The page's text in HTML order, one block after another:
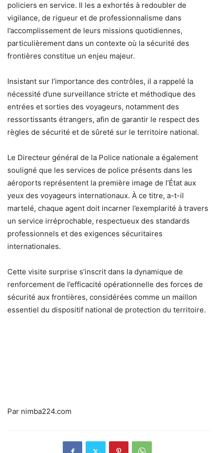
policiers en service. Il les a exhortés à redoubler de
vigilance, de rigueur et de professionnalisme dans
l’accomplissement de leurs missions quotidiennes,
particulièrement dans un contexte où la sécurité des
frontières constitue un enjeu majeur.
Insistant sur l’importance des contrôles, il a rappelé la
nécessité d’une surveillance stricte et méthodique des
entrées et sorties des voyageurs, notamment des
ressortissants étrangers, afin de garantir le respect des
règles de sécurité et de sûreté sur le territoire national.
Le Directeur général de la Police nationale a également
souligné que les services de police présents dans les
aéroports représentent la première image de l’État aux
yeux des voyageurs internationaux. À ce titre, a-t-il
martelé, chaque agent doit incarner l’exemplarité à travers
un service irréprochable, respectueux des standards
professionnels et des exigences sécuritaires
internationales.
Cette visite surprise s’inscrit dans la dynamique de
renforcement de l’efficacité opérationnelle des forces de
sécurité aux frontières, considérées comme un maillon
essentiel du dispositif national de protection du territoire.
Par nimba224.com